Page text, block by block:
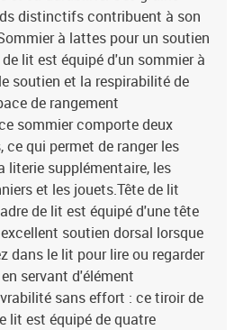
distinctifs contribuent à son
à lattes pour un soutien
lit est équipé d'un sommier à
soutien et la respirabilité de
de rangement
sommier comporte deux
ce qui permet de ranger les
literie supplémentaire, les
et les jouets.Tête de lit
de lit est équipé d'une tête
soutien dorsal lorsque
dans le lit pour lire ou regarder
servant d'élément
sans effort : ce tiroir de
lit est équipé de quatre